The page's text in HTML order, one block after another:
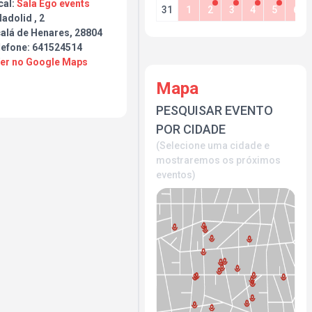
Sala Ego events
, 2
de Henares, 28804
641524514
no Google Maps
31 1 2 3 4 5 6
Mapa
PESQUISAR EVENTO
POR CIDADE
(Selecione uma cidade e
mostraremos os próximos
eventos)